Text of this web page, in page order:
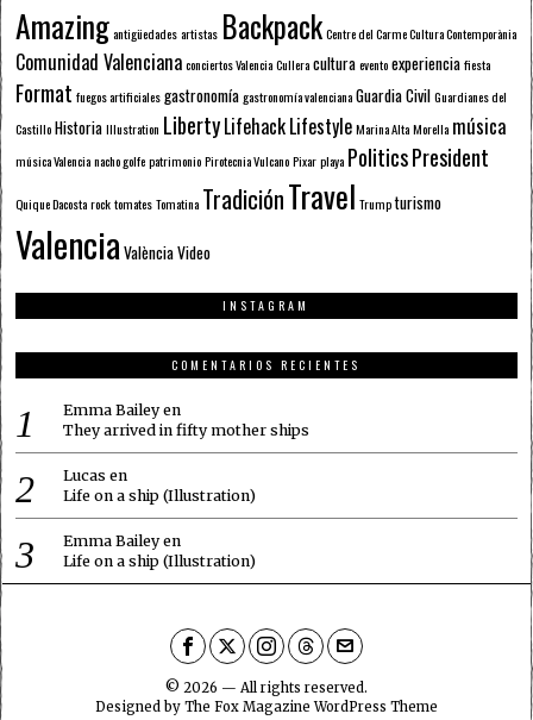
Amazing antigüedades artistas Backpack Centre del Carme Cultura Contemporània
Comunidad Valenciana conciertos Valencia Cullera cultura evento experiencia fiesta
Format fuegos artificiales gastronomía gastronomía valenciana Guardia Civil Guardianes del
Castillo Historia Illustration LibertyLifehackLifestyle Marina Alta Morella música
música Valencia nacho golfe patrimonio Pirotecnia Vulcano Pixar playa PoliticsPresident
Quique Dacosta rock tomates Tomatina TradiciónTravel Trump turismo
Valencia ValènciaVideo
INSTAGRAM
COMENTARIOS RECIENTES
Emma Baileyen
They arrived in fifty mother ships
Lucas en
Life on a ship (Illustration)
Emma Baileyen
Life on a ship (Illustration)
© 2026 — All rights reserved.
Designed by The Fox Magazine WordPress Theme